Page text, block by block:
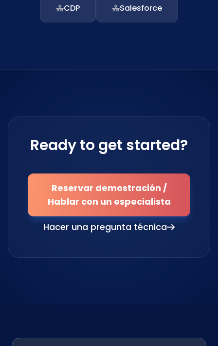
CDP Salesforce
Ready to get started?
Reservar demostración /
Hablar con un especialista
Hacer una pregunta técnica